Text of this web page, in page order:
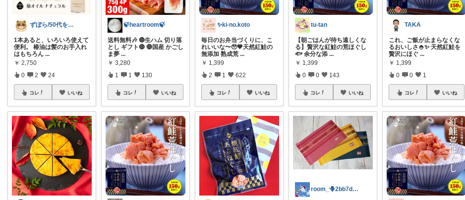
ずぼら/50代を楽しむ
1本あると、いろいろ使えて
便利。 椿油は髪のお手入れ
はもちろん ...
￥ 2,750
0 2 24
コレ いいね
🍃heartroom🍃
送料無料🎶 🔴生ハム 切り落
とし ギフト🔴 🔴国産 かごし
ま夢 ...
￥ 3,280
1 1 130
コレ いいね
✨️ki-no.koto
毎日のお弁当づくりに、こ
れいいな〜🥹🤎天然紅鮭の
無添加 熟成荒 ...
￥ 1,399
2 1 622
コレ いいね
tu-tan
【朝ごはんが待ち遠しくな
る】贅沢な紅鮭の荒ほぐし
🐟 余分な添 ...
￥ 1,399
0 0 143
コレ いいね
room_🪻2bb7d8bc05
TAKA
これ、ご飯が止まらなくな
るおいしさ🍚✨ 天然紅鮭を
贅沢にほぐ ...
￥ 1,399
0 0 1
コレ いいね